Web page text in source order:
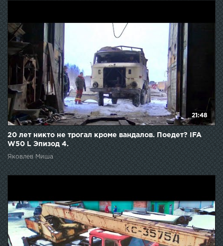
21:48
20 лет никто не трогал кроме вандалов. Поедет? IFA
W50 L Эпизод 4.
Яковлев Миша